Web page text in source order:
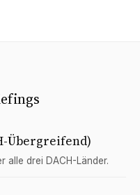
Übergreifend)
alle drei DACH-Länder.